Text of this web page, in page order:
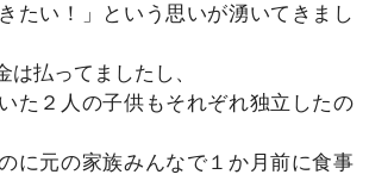
たい！」という思いが湧いてきまし
は払ってましたし、
た２人の子供もそれぞれ独立したの
に元の家族みんなで１か月前に食事